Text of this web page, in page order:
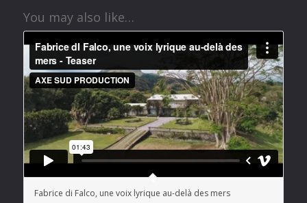
You may also like…
Fabrice di Falco, une voix lyrique au-delà des mers